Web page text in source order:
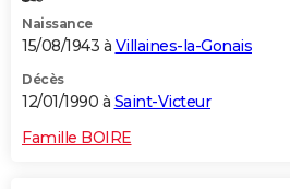
Naissance
15/08/1943 à Villaines-la-Gonais
Décès
12/01/1990 à Saint-Victeur
Famille BOIRE